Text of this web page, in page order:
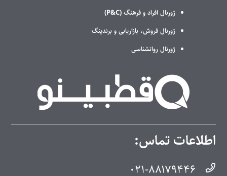
ژورنال افراد و فرهنگ (P&C)
ژورنال فروش، بازاریابی و برندینگ
ژورنال روانشناسی
اطلاعات تماس:
۰۲۱-۸۸۱۷۹۴۴۶